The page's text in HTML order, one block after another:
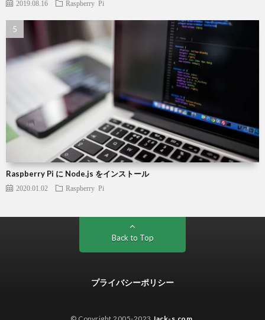
2019.08.16 Raspberry Pi
Raspberry Pi に Node.js をインストール
2020.01.02 Raspberry Pi
Back to Top
プライバシーポリシー